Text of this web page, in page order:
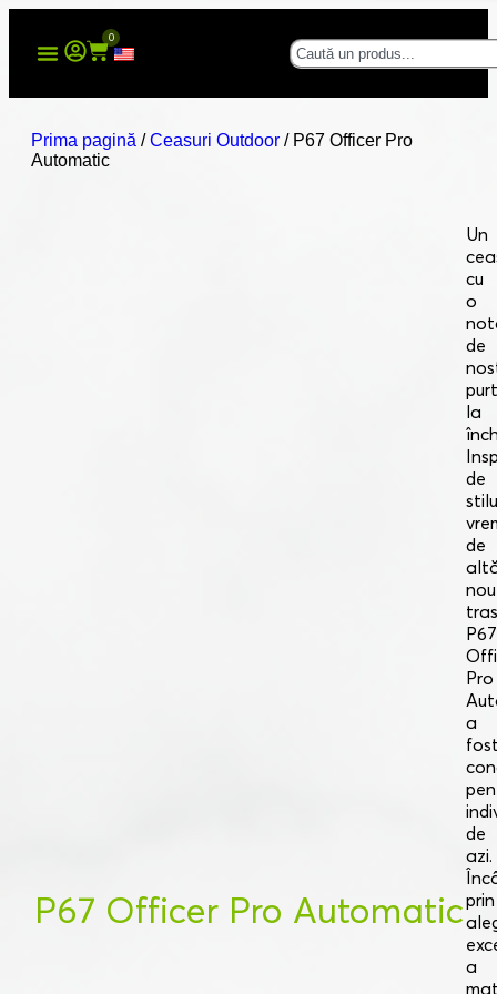
0
Prima pagină /Ceasuri Outdoor / P67 Officer Pro
Automatic
P67 Officer Pro Automatic
Un
cu
o
de
la
de
de
P67
Pro
a
de
azi.
prin
a